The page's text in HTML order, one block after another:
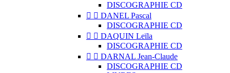
DISCOGRAPHIE CD
  DANEL Pascal
DISCOGRAPHIE CD
  DAQUIN Leïla
DISCOGRAPHIE CD
  DARNAL Jean-Claude
DISCOGRAPHIE CD